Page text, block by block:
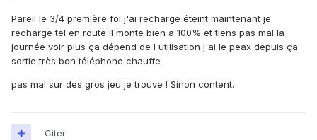
Pareil le 3/4 première foi j'ai recharge éteint maintenant je
recharge tel en route il monte bien a 100% et tiens pas mal la
journée voir plus ça dépend de l utilisation j'ai le peax depuis ça
sortie très bon téléphone chauffe
pas mal sur des gros jeu je trouve ! Sinon content.
Citer